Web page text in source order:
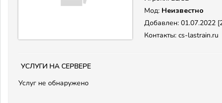
Мод: Неизвестно
Добавлен: 01.07.2022
Контакты: cs-lastrain.ru
Услуги на сервере
Услуг не обнаружено